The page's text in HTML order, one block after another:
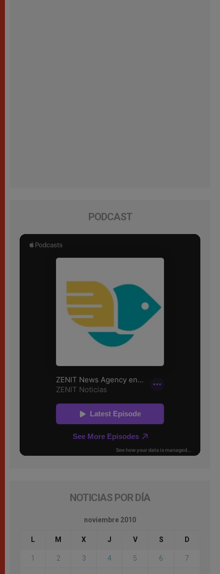
PODCAST
NOTICIAS POR DÍA
noviembre 2010
L M X J V S D
1 2 3 4 5 6 7